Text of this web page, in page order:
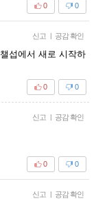
0
0
신고 | 공감 확인
섭에서 새로 시작하
0
0
신고 | 공감 확인
0
0
신고 | 공감 확인